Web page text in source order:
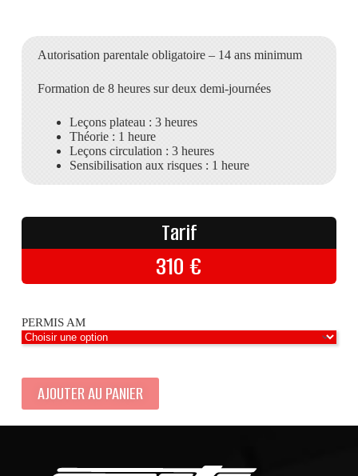
Autorisation parentale obligatoire – 14 ans minimum
Formation de 8 heures sur deux demi-journées
Leçons plateau : 3 heures
Théorie : 1 heure
Leçons circulation : 3 heures
Sensibilisation aux risques : 1 heure
Tarif
310€
PERMIS AM
AJOUTER AU PANIER